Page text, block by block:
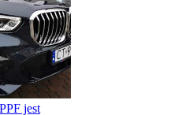
jest